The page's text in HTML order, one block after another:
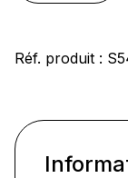
Réf. produit :